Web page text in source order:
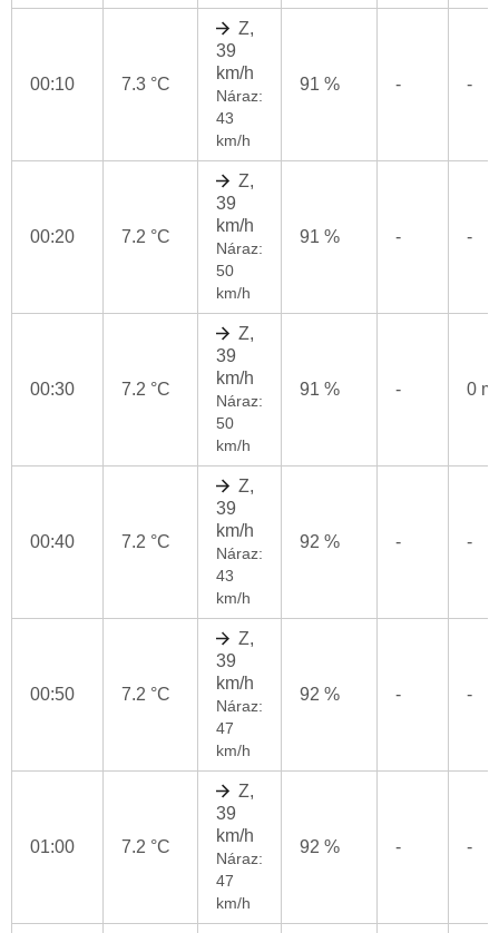
00:10 7.3 °C
Z,
39
km/h
Náraz:
43
km/h
91 % - -
00:20 7.2 °C
Z,
39
km/h
Náraz:
50
km/h
91 % - -
00:30 7.2 °C
Z,
39
km/h
Náraz:
50
km/h
91 % - 0
00:40 7.2 °C
Z,
39
km/h
Náraz:
43
km/h
92 % - -
00:50 7.2 °C
Z,
39
km/h
Náraz:
47
km/h
92 % - -
01:00 7.2 °C
Z,
39
km/h
Náraz:
47
km/h
92 % - -